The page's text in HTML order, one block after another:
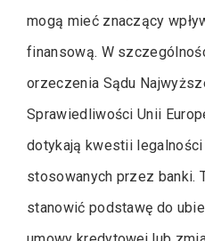
mogą mieć znaczący
finansową. W
orzeczenia Sądu
Sprawiedliwości Unii
dotykają kwestii
stosowanych przez banki.
stanowić podstawę do